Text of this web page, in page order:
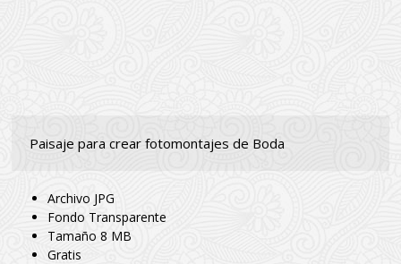
Paisaje para crear fotomontajes de Boda
Archivo JPG
Fondo Transparente
Tamaño 8 MB
Gratis